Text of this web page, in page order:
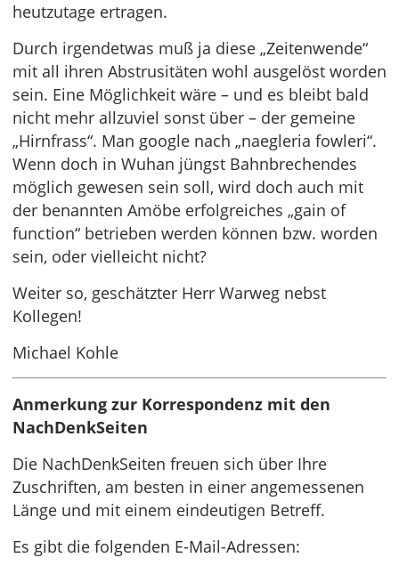
heutzutage ertragen.
Durch irgendetwas muß ja diese „Zeitenwende“
mit all ihren Abstrusitäten wohl ausgelöst worden
sein. Eine Möglichkeit wäre – und es bleibt bald
nicht mehr allzuviel sonst über – der gemeine
„Hirnfrass“. Man google nach „naegleria fowleri“.
Wenn doch in Wuhan jüngst Bahnbrechendes
möglich gewesen sein soll, wird doch auch mit
der benannten Amöbe erfolgreiches „gain of
function“ betrieben werden können bzw. worden
sein, oder vielleicht nicht?
Weiter so, geschätzter Herr Warweg nebst
Kollegen!
Michael Kohle
Anmerkung zur Korrespondenz mit den
NachDenkSeiten
Die NachDenkSeiten freuen sich über Ihre
Zuschriften, am besten in einer angemessenen
Länge und mit einem eindeutigen Betreff.
Es gibt die folgenden E-Mail-Adressen: